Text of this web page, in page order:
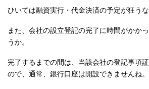
ひいては融資実行・代金決済の予定が狂うな
また、会社の設立登記の完了に時間がかか
うか。
完了するまでの間は、当該会社の登記事項
ので、通常、銀行口座は開設できませんね。